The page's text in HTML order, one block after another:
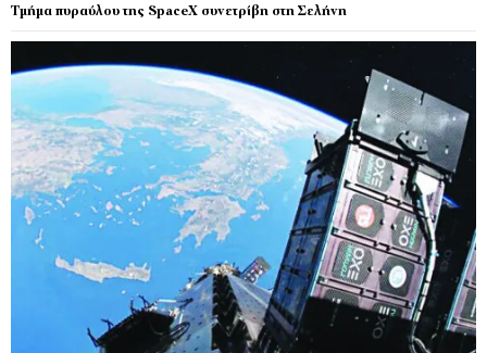
Τμήμα πυραύλου της SpaceX συνετρίβη στη Σελήνη